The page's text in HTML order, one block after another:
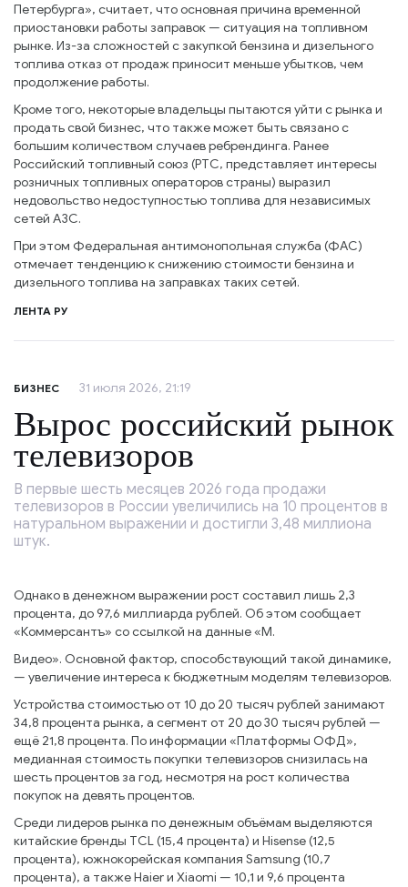
Петербурга», считает, что основная причина временной
приостановки работы заправок — ситуация на топливном
рынке. Из-за сложностей с закупкой бензина и дизельного
топлива отказ от продаж приносит меньше убытков, чем
продолжение работы.
Кроме того, некоторые владельцы пытаются уйти с рынка и
продать свой бизнес, что также может быть связано с
большим количеством случаев ребрендинга. Ранее
Российский топливный союз (РТС, представляет интересы
розничных топливных операторов страны) выразил
недовольство недоступностью топлива для независимых
сетей АЗС.
При этом Федеральная антимонопольная служба (ФАС)
отмечает тенденцию к снижению стоимости бензина и
дизельного топлива на заправках таких сетей.
ЛЕНТА РУ
БИЗНЕС 31 июля 2026, 21:19
Вырос российский рынок
телевизоров
В первые шесть месяцев 2026 года продажи
телевизоров в России увеличились на 10 процентов в
натуральном выражении и достигли 3,48 миллиона
штук.
Однако в денежном выражении рост составил лишь 2,3
процента, до 97,6 миллиарда рублей. Об этом сообщает
«Коммерсантъ» со ссылкой на данные «М.
Видео». Основной фактор, способствующий такой динамике,
— увеличение интереса к бюджетным моделям телевизоров.
Устройства стоимостью от 10 до 20 тысяч рублей занимают
34,8 процента рынка, а сегмент от 20 до 30 тысяч рублей —
ещё 21,8 процента. По информации «Платформы ОФД»,
медианная стоимость покупки телевизоров снизилась на
шесть процентов за год, несмотря на рост количества
покупок на девять процентов.
Среди лидеров рынка по денежным объёмам выделяются
китайские бренды TCL (15,4 процента) и Hisense (12,5
процента), южнокорейская компания Samsung (10,7
процента), а также Haier и Xiaomi — 10,1 и 9,6 процента